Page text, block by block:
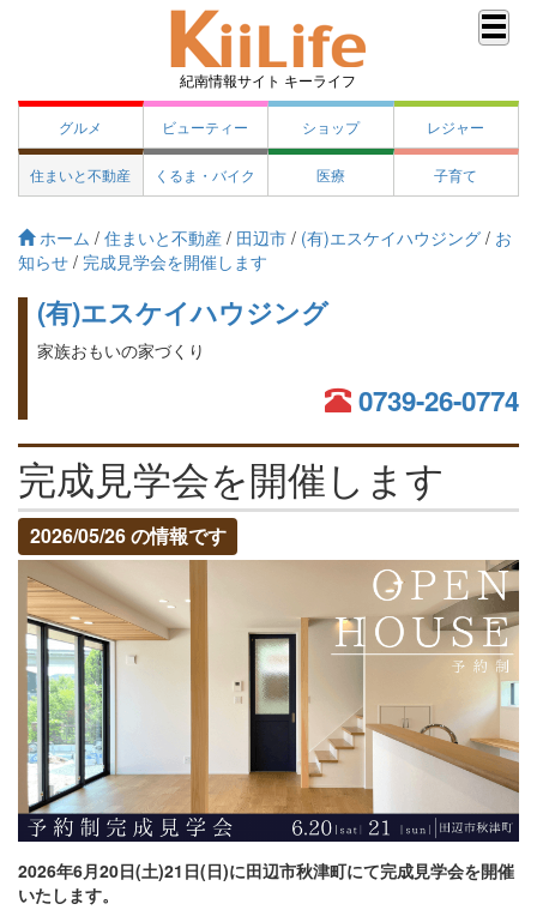
紀南情報サイト キーライフ
グルメ ビューティー ショップ レジャー
住まいと不動産 くるま・バイク 医療 子育て
ホーム / 住まいと不動産 / 田辺市 / (有)エスケイハウジング / お
知らせ / 完成見学会を開催します
(有)エスケイハウジング
家族おもいの家づくり
0739-26-0774
完成見学会を開催します
2026/05/26 の情報です
2026年6月20日(土)21日(日)に田辺市秋津町にて完成見学会を開催
いたします。